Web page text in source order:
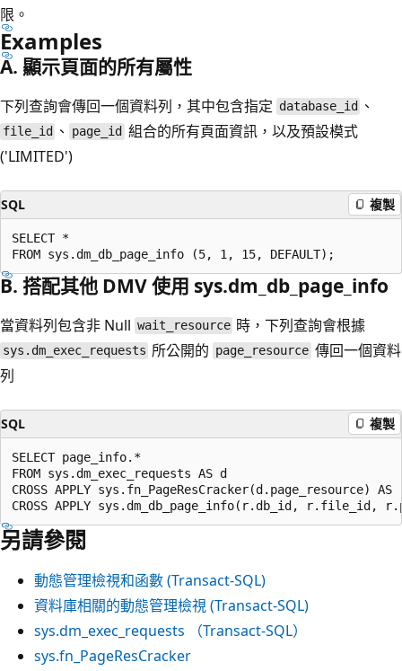
限。
Examples
A. 顯示頁面的所有屬性
下列查詢會傳回一個資料列，其中包含指定 database_id 、
file_id 、 page_id 組合的所有頁面資訊，以及預設模式
('LIMITED')
SQL 複製
SELECT *
B. 搭配其他 DMV 使用 sys.dm_db_page_info
當資料列包含非 Null wait_resource 時，下列查詢會根據
sys.dm_exec_requests 所公開的 page_resource 傳回一個資料
列
SQL 複製
SELECT page_info.*
FROM sys.dm_exec_requests AS d
CROSS APPLY sys.fn_PageResCracker(d.page_resource) AS
另請參閱
動態管理檢視和函數 (Transact-SQL)
資料庫相關的動態管理檢視 (Transact-SQL)
sys.dm_exec_requests （Transact-SQL）
sys.fn_PageResCracker